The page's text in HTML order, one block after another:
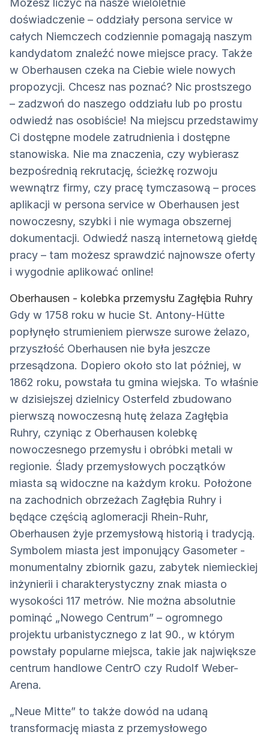
doświadczenie – oddziały persona service w
całych Niemczech codziennie pomagają naszym
kandydatom znaleźć nowe miejsce pracy. Także
w Oberhausen czeka na Ciebie wiele nowych
propozycji. Chcesz nas poznać? Nic prostszego
– zadzwoń do naszego oddziału lub po prostu
odwiedź nas osobiście! Na miejscu przedstawimy
Ci dostępne modele zatrudnienia i dostępne
stanowiska. Nie ma znaczenia, czy wybierasz
bezpośrednią rekrutację, ścieżkę rozwoju
wewnątrz firmy, czy pracę tymczasową – proces
aplikacji w persona service w Oberhausen jest
nowoczesny, szybki i nie wymaga obszernej
dokumentacji. Odwiedź naszą internetową giełdę
pracy – tam możesz sprawdzić najnowsze oferty
i wygodnie aplikować online!
Oberhausen - kolebka przemysłu Zagłębia Ruhry
Gdy w 1758 roku w hucie St. Antony-Hütte
popłynęło strumieniem pierwsze surowe żelazo,
przyszłość Oberhausen nie była jeszcze
przesądzona. Dopiero około sto lat później, w
1862 roku, powstała tu gmina wiejska. To właśnie
w dzisiejszej dzielnicy Osterfeld zbudowano
pierwszą nowoczesną hutę żelaza Zagłębia
Ruhry, czyniąc z Oberhausen kolebkę
nowoczesnego przemysłu i obróbki metali w
regionie. Ślady przemysłowych początków
miasta są widoczne na każdym kroku. Położone
na zachodnich obrzeżach Zagłębia Ruhry i
będące częścią aglomeracji Rhein-Ruhr,
Oberhausen żyje przemysłową historią i tradycją.
Symbolem miasta jest imponujący Gasometer -
monumentalny zbiornik gazu, zabytek niemieckiej
inżynierii i charakterystyczny znak miasta o
wysokości 117 metrów. Nie można absolutnie
pominąć „Nowego Centrum” – ogromnego
projektu urbanistycznego z lat 90., w którym
powstały popularne miejsca, takie jak największe
centrum handlowe CentrO czy Rudolf Weber-
Arena.
„Neue Mitte” to także dowód na udaną
transformację miasta z przemysłowego